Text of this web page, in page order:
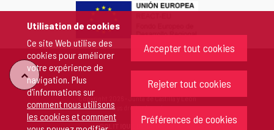
Utilisation de cookies
Ce site Web utilise des
cookies pour améliorer
votre expérience de
navigation. Plus
d'informations sur
comment nous utilisons
les cookies et comment
Accepter tout cookies
Rejeter tout cookies
Préférences de cookies
abrirá
una
ventana
nueva.
abrirá
ventana
nueva.
abrirá
ventana
nueva.
abrirá
ventana
nueva.
"Retour
Copyright 2026 - Junta de Castilla y León
Tous droits réservés
POLITIQUE DE COOKIES